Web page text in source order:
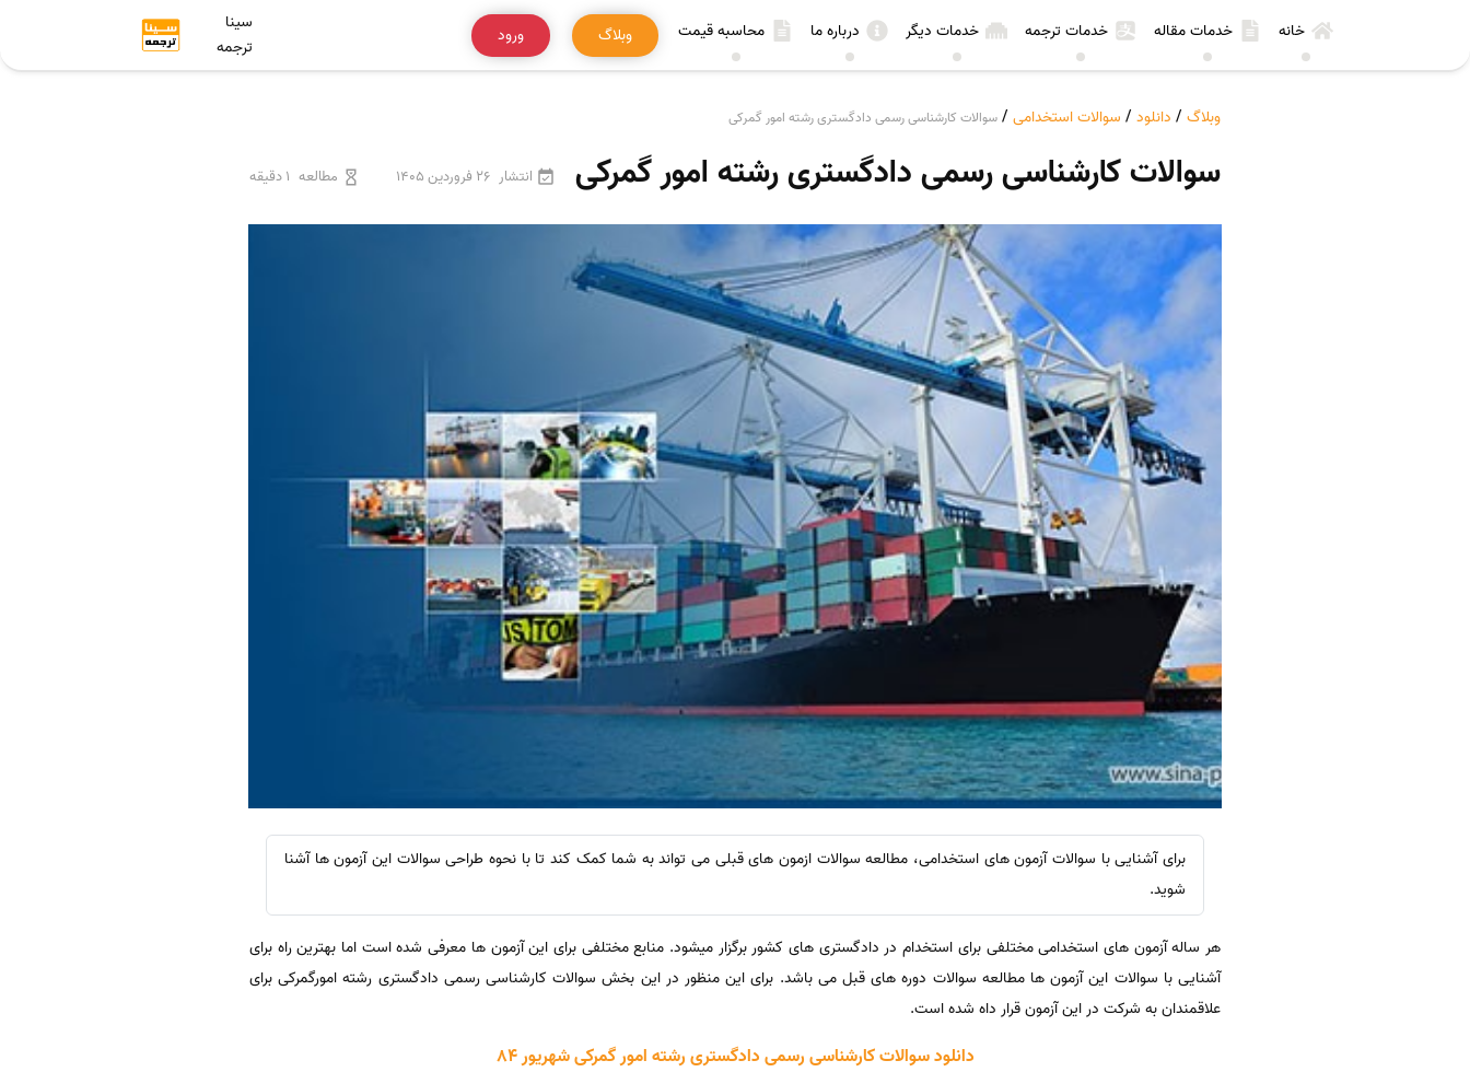
خانه خدمات مقاله خدمات ترجمه خدمات دیگر درباره ما محاسبه قیمت وبلاگ ورود
سینا
ترجمه
وبلاگ / دانلود / سوالات استخدامی / سوالات کارشناسی رسمی دادگستری رشته امور گمرکی
سوالات کارشناسی رسمی دادگستری رشته امور گمرکی انتشار 26 فروردین 1405 مطالعه 1 دقیقه
برای آشنایی با سوالات آزمون های استخدامی، مطالعه سوالات ازمون های قبلی می تواند به شما کمک کند تا با نحوه طراحی سوالات این آزمون ها آشنا
شوید.
هر ساله آزمون های استخدامی مختلفی برای استخدام در دادگستری های کشور برگزار میشود. منابع مختلفی برای این آزمون ها معرفی شده است اما بهترین راه برای
آشنایی با سوالات این آزمون ها مطالعه سوالات دوره های قبل می باشد. برای این منظور در این بخش سوالات کارشناسی رسمی دادگستری رشته امورگمرکی برای
علاقمندان به شرکت در این آزمون قرار داه شده است.
دانلود سوالات کارشناسی رسمی دادگستری رشته امور گمرکی شهریور 84